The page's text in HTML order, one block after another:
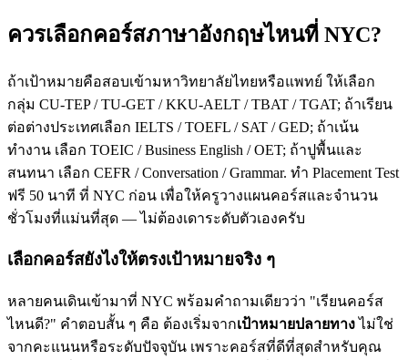
ควรเลือกคอร์สภาษาอังกฤษไหนที่ NYC?
ถ้าเป้าหมายคือสอบเข้ามหาวิทยาลัยไทยหรือแพทย์ ให้เลือก
กลุ่ม CU-TEP / TU-GET / KKU-AELT / TBAT / TGAT; ถ้าเรียน
ต่อต่างประเทศเลือก IELTS / TOEFL / SAT / GED; ถ้าเน้น
ทำงาน เลือก TOEIC / Business English / OET; ถ้าปูพื้นและ
สนทนา เลือก CEFR / Conversation / Grammar. ทำ Placement Test
ฟรี 50 นาที ที่ NYC ก่อน เพื่อให้ครูวางแผนคอร์สและจำนวน
ชั่วโมงที่แม่นที่สุด — ไม่ต้องเดาระดับตัวเองครับ
เลือกคอร์สยังไงให้ตรงเป้าหมายจริง ๆ
หลายคนเดินเข้ามาที่ NYC พร้อมคำถามเดียวว่า "เรียนคอร์ส
ไหนดี?" คำตอบสั้น ๆ คือ ต้องเริ่มจากเป้าหมายปลายทางไม่ใช่
จากคะแนนหรือระดับปัจจุบัน เพราะคอร์สที่ดีที่สุดสำหรับคุณ